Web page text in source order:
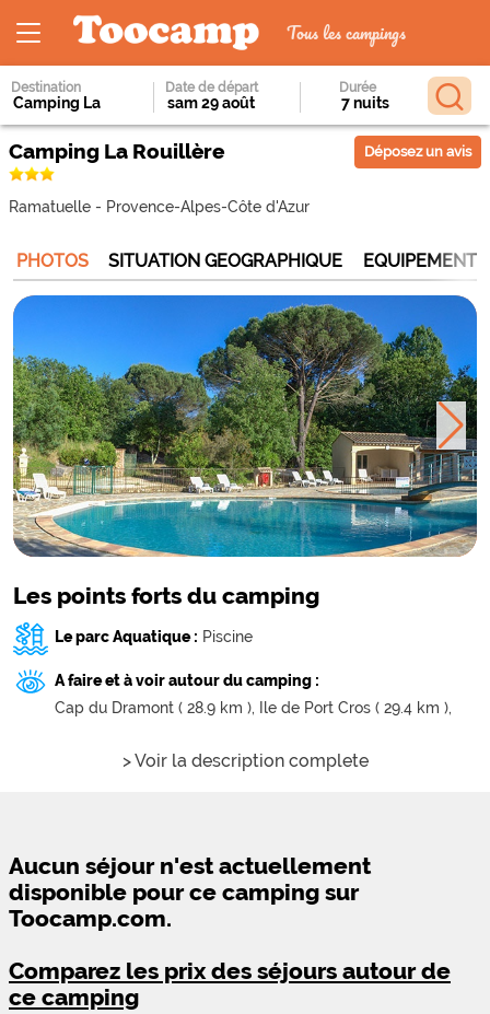
Tous les campings
Destination Date de départ Durée
Camping La Rouillère
Ramatuelle - Provence-Alpes-Côte d'Azur
Déposez un avis
PHOTOS SITUATION GEOGRAPHIQUE
Les points forts du camping
Le parc Aquatique : Piscine
A faire et à voir autour du camping :
Cap du Dramont ( 28.9 km ), Ile de Port Cros ( 29.4 km ),
> Voir la description complete
Aucun séjour n'est actuellement
disponible pour ce camping sur
Toocamp.com.
Comparez les prix des séjours autour de
ce camping